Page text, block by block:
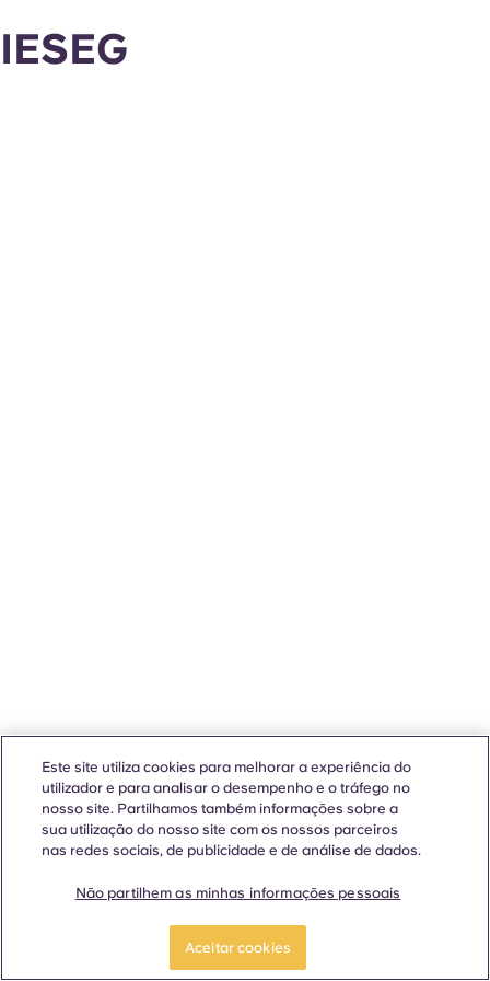
IESEG
Este site utiliza cookies para melhorar a experiência do
utilizador e para analisar o desempenho e o tráfego no
nosso site. Partilhamos também informações sobre a
sua utilização do nosso site com os nossos parceiros
nas redes sociais, de publicidade e de análise de dados.
Não partilhem as minhas informações pessoais
Aceitar cookies